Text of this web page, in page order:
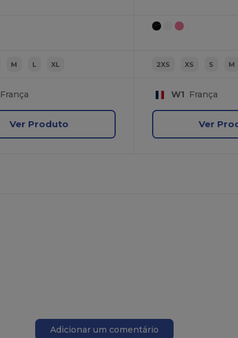
M L XL
França
Ver Produto
2XS XS S M
W1 França
Ver
Adicionar um comentário